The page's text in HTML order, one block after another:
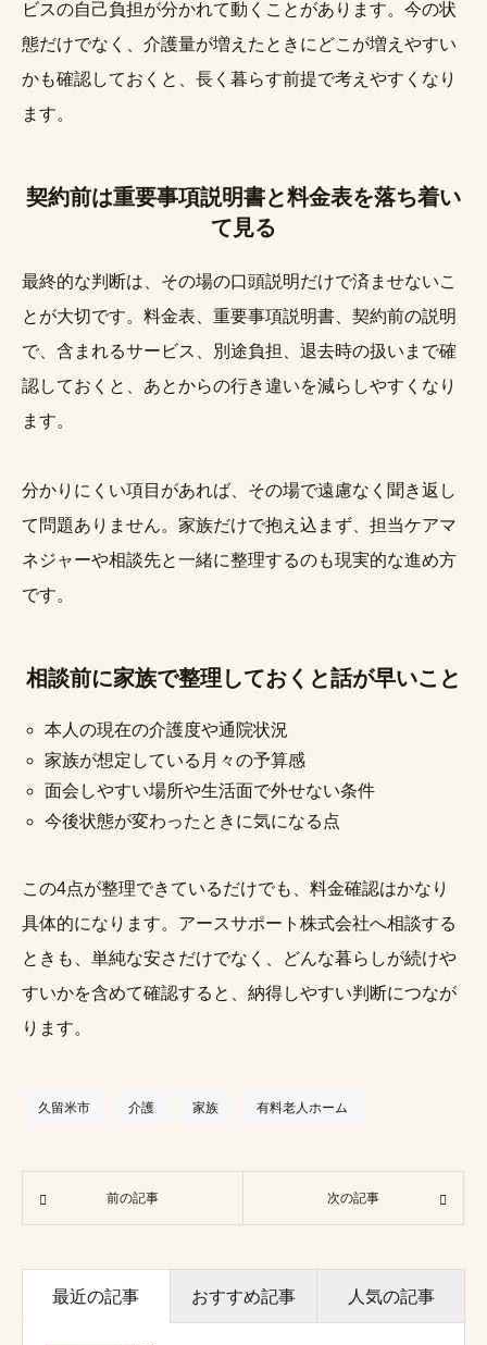
ビスの自己負担が分かれて動くことがあります。今の状
態だけでなく、介護量が増えたときにどこが増えやすい
かも確認しておくと、長く暮らす前提で考えやすくなり
ます。
契約前は重要事項説明書と料金表を落ち着い
て見る
最終的な判断は、その場の口頭説明だけで済ませないこ
とが大切です。料金表、重要事項説明書、契約前の説明
で、含まれるサービス、別途負担、退去時の扱いまで確
認しておくと、あとからの行き違いを減らしやすくなり
ます。
分かりにくい項目があれば、その場で遠慮なく聞き返し
て問題ありません。家族だけで抱え込まず、担当ケアマ
ネジャーや相談先と一緒に整理するのも現実的な進め方
です。
相談前に家族で整理しておくと話が早いこと
本人の現在の介護度や通院状況
家族が想定している月々の予算感
面会しやすい場所や生活面で外せない条件
今後状態が変わったときに気になる点
この4点が整理できているだけでも、料金確認はかなり
具体的になります。アースサポート株式会社へ相談する
ときも、単純な安さだけでなく、どんな暮らしが続けや
すいかを含めて確認すると、納得しやすい判断につなが
ります。
久留米市 介護 家族 有料老人ホーム
前の記事 次の記事
最近の記事 おすすめ記事 人気の記事